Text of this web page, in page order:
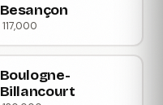
Besançon
117,000
Boulogne-
Billancourt